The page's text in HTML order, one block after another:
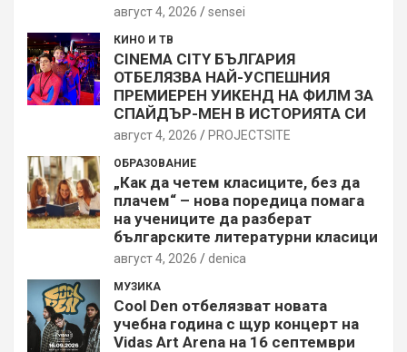
август 4, 2026 sensei
КИНО И ТВ
CINEMA CITY БЪЛГАРИЯ
ОТБЕЛЯЗВА НАЙ-УСПЕШНИЯ
ПРЕМИЕРЕН УИКЕНД НА ФИЛМ ЗА
СПАЙДЪР-МЕН В ИСТОРИЯТА СИ
август 4, 2026 PROJECTSITЕ
ОБРАЗОВАНИЕ
„Как да четем класиците, без да
плачем“ – нова поредица помага
на учениците да разберат
българските литературни класици
август 4, 2026 denica
МУЗИКА
Cool Den отбелязват новата
учебна година с щур концерт на
Vidas Art Arena на 16 септември